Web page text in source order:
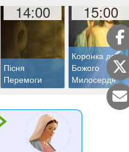
14:00
Пісня
Перемоги
15:00
Коронка до
Божого
Милосердя